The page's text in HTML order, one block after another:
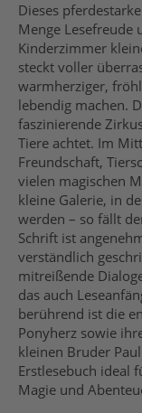
Dieses
Menge Lesefreude
Kinderzimmer
steckt voller
warmherziger,
lebendig machen.
faszinierende
Tiere achtet. Im
Freundschaft,
vielen magischen
kleine Galerie, in
werden – so fällt
Schrift ist
verständlich
mitreißende
das auch
berührend ist die
Ponyherz sowie
kleinen Bruder
Erstlesebuch ideal
Magie und